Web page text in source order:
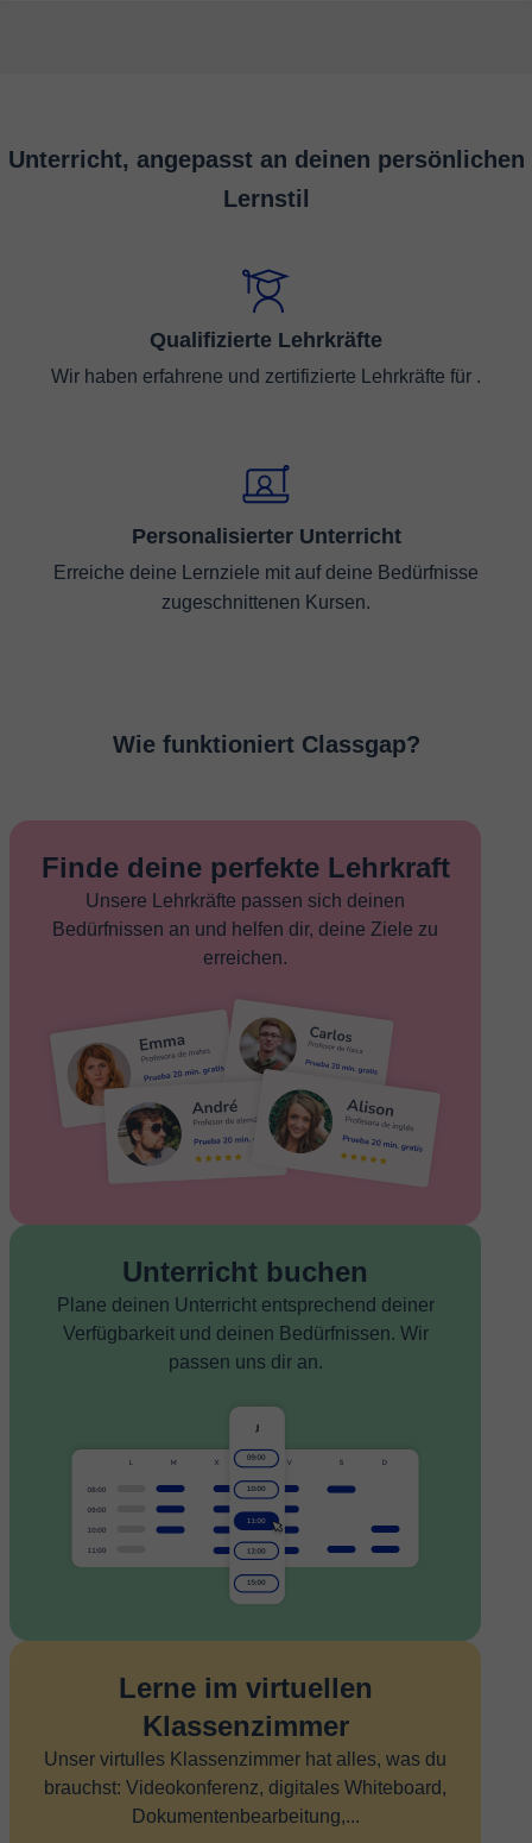
Unterricht, angepasst an deinen persönlichen
Lernstil
Qualifizierte Lehrkräfte
Wir haben erfahrene und zertifizierte Lehrkräfte für .
Personalisierter Unterricht
Erreiche deine Lernziele mit auf deine Bedürfnisse
zugeschnittenen Kursen.
Wie funktioniert Classgap?
Finde deine perfekte Lehrkraft
Unsere Lehrkräfte passen sich deinen
Bedürfnissen an und helfen dir, deine Ziele zu
erreichen.
Unterricht buchen
Plane deinen Unterricht entsprechend deiner
Verfügbarkeit und deinen Bedürfnissen. Wir
passen uns dir an.
Lerne im virtuellen
Klassenzimmer
Unser virtulles Klassenzimmer hat alles, was du
brauchst: Videokonferenz, digitales Whiteboard,
Dokumentenbearbeitung,...